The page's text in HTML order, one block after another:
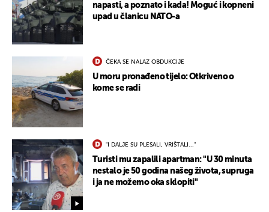
napasti, a poznato i kada! Moguć i kopneni
upad u članicu NATO-a
ČEKA SE NALAZ OBDUKCIJE
U moru pronađeno tijelo: Otkriveno o
kome se radi
"I DALJE SU PLESALI, VRIŠTALI..."
Turisti mu zapalili apartman: "U 30 minuta
nestalo je 50 godina našeg života, supruga
i ja ne možemo oka sklopiti"